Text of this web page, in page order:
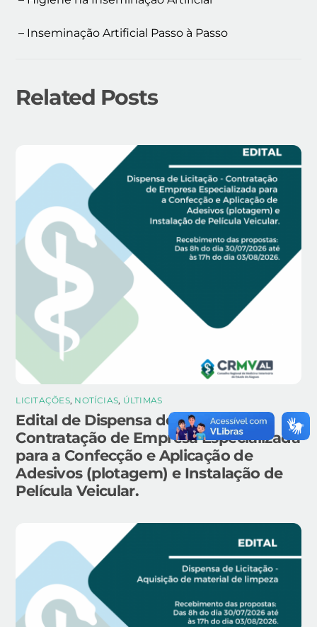
– Inseminação Artificial Passo à Passo
Related Posts
LICITAÇÕES, NOTÍCIAS, ÚLTIMAS
Edital de Dispensa de Licitação –
Contratação de Empresa Especializada
para a Confecção e Aplicação de
Adesivos (plotagem) e Instalação de
Película Veicular.